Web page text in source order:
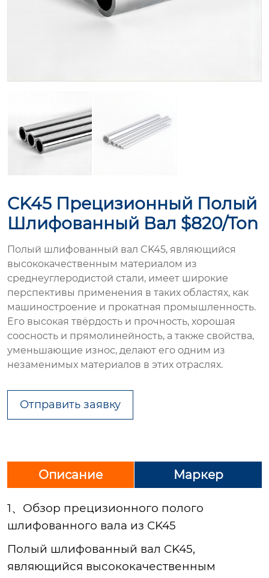
CK45 Прецизионный Полый
Шлифованный Вал $820/ton
Полый шлифованный вал CK45, являющийся
высококачественным материалом из
среднеуглеродистой стали, имеет широкие
перспективы применения в таких областях, как
машиностроение и прокатная промышленность.
Его высокая твёрдость и прочность, хорошая
соосность и прямолинейность, а также свойства,
уменьшающие износ, делают его одним из
незаменимых материалов в этих отраслях.
Отправить заявку
Описание Маркер
1、Обзор прецизионного полого
шлифованного вала из CK45
Полый шлифованный вал CK45,
являющийся высококачественным